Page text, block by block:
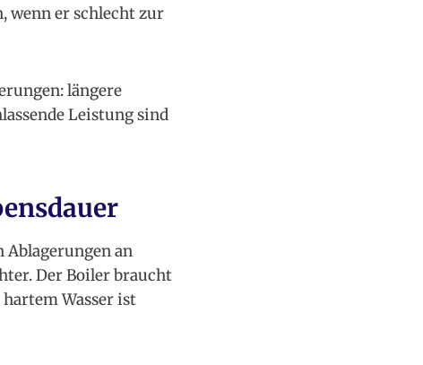
wenn er schlecht zur
längere
Leistung sind
Ablagerungen an
Der Boiler braucht
Wasser ist